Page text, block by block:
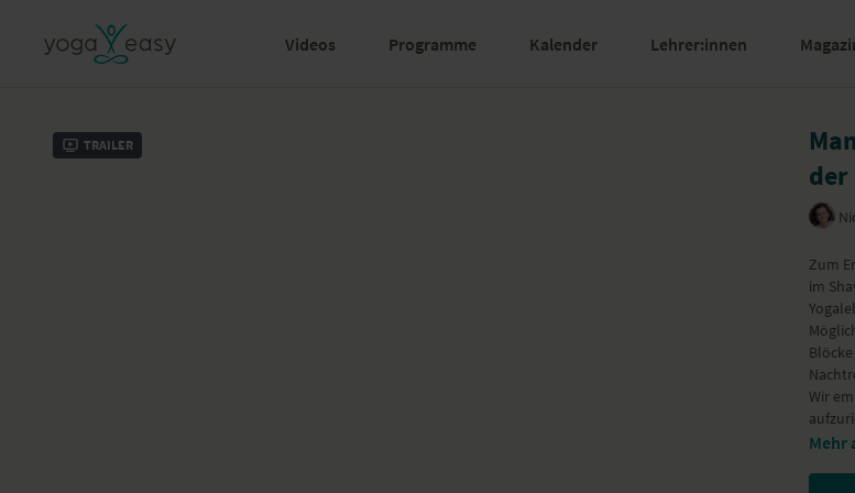
Videos Programme Kalender Lehrer:innen
Trailer
der
Zum
im
Wir
Mehr